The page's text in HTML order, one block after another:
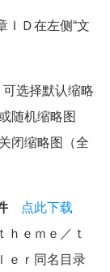
ＩＤ在左侧“文
可选择默认缩略
随机缩略图
闭缩略图（全
点此下载
ｈｅｍｅ／ｔ
ｅｒ同名目录